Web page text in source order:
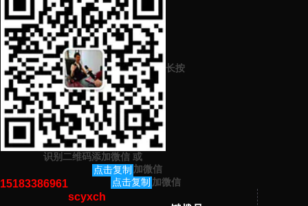
预约营销老师 添加微信号：scyxch
案！
上一篇：如何写好网络营销文案（文案策划技巧看这里）
下一篇：微信朋友圈营销方有哪些（手把手教你微信朋友圈营销方
法）
猜你感兴趣的内容
暂无相关文章！
长按
识别二维码添加微信 或
点击复制
15183386961
加微信
点击复制
scyxch
加微信